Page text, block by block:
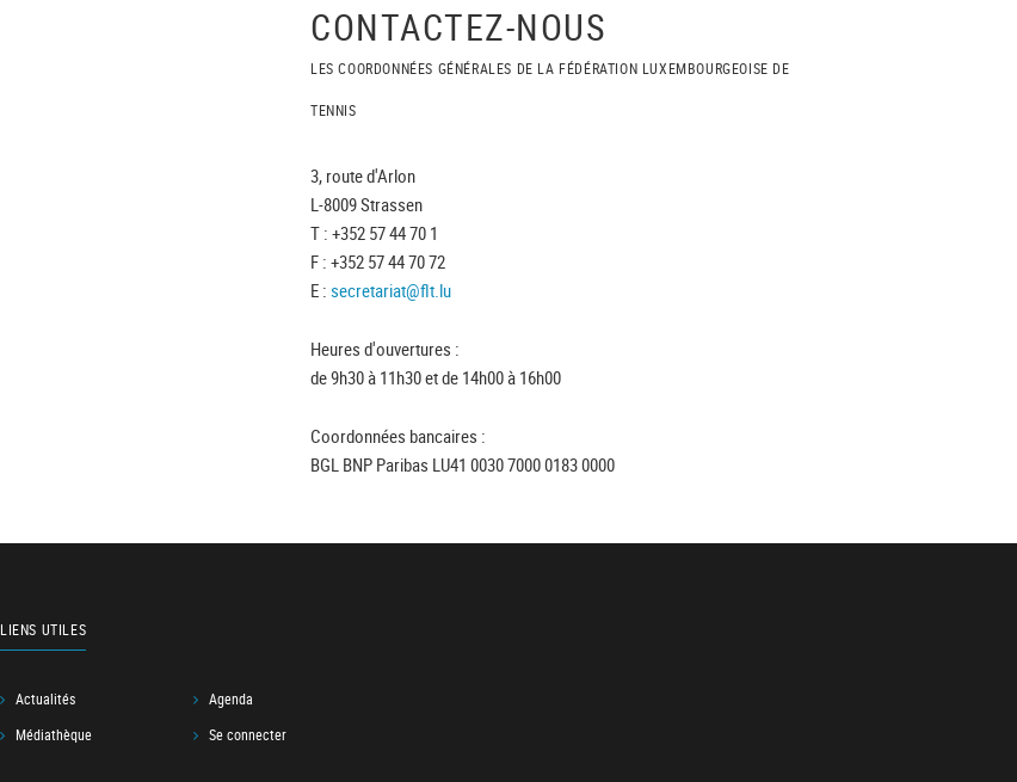
CONTACTEZ-NOUS
LES COORDONNÉES GÉNÉRALES DE LA FÉDÉRATION LUXEMBOURGEOISE DE
TENNIS
3, route d'Arlon
L-8009 Strassen
T : +352 57 44 70 1
F : +352 57 44 70 72
E : secretariat@flt.lu
Heures d'ouvertures :
de 9h30 à 11h30 et de 14h00 à 16h00
Coordonnées bancaires :
BGL BNP Paribas LU41 0030 7000 0183 0000
LIENS UTILES
Actualités
Agenda
Médiathèque
Se connecter